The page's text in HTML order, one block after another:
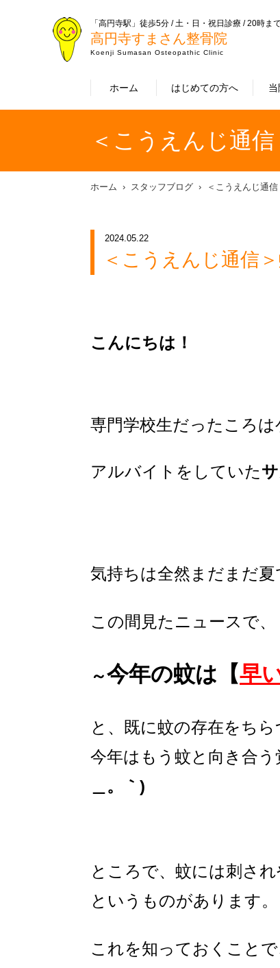
「高円寺駅」徒歩5分 / 土・日・祝日診療 / 20時ま
高円寺すまさん整骨院
Koenji Sumasan Osteopathic Clinic
ホーム はじめての方へ
＜こうえんじ通
ホーム スタッフブログ ＜こうえんじ通
2024.05.22
＜こうえんじ通信
こんにちは！
専門学校生だったころ
アルバイトをしていた
気持ちは全然 まだまだ
この間見たニュースで、
～今年の蚊は 【早
と、既に蚊の存在をちら
今年はもう蚊と向き合
＿。｀)
ところで、蚊には刺さ
というものがあります。
これを知っておくこと